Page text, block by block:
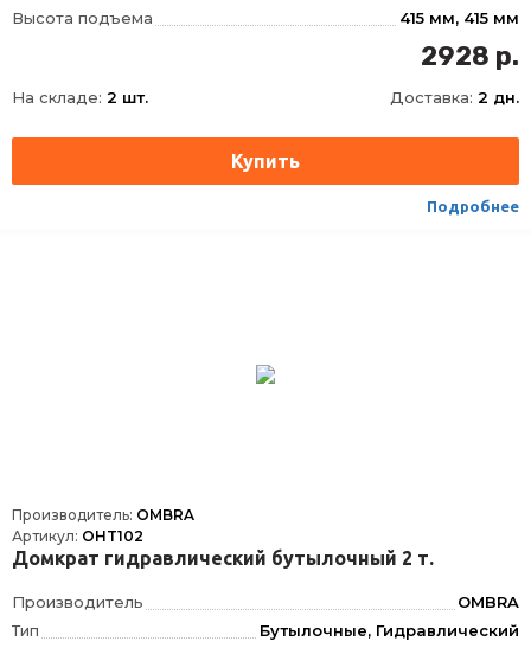
Высота подъема
415 мм, 415 мм
125 мм, 125 мм
80 мм, 80 мм
Вес домкрата брутто
7, 2 кг, 7
2928 р.
На складе: 2 шт. Доставка: 2 дн.
Подробнее
Производитель: OMBRA
Артикул: OHT102
Домкрат гидравлический бутылочный 2 т.
Производитель
OMBRA
Тип
Бутылочные, Гидравлический